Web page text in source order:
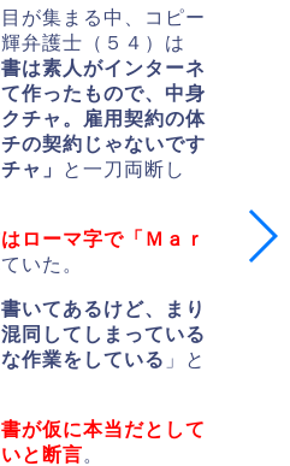
が集まる中、コピー
弁護士（５４）は
は素人がインターネ
作ったもので、中身
チャ。雇用契約の体
の契約じゃないです
ャ」
と一刀両断し
ローマ字で「Ｍａｒ
いた。
いてあるけど、まり
同してしまっている
作業をしている 」と
が仮に本当だとして
と断言。